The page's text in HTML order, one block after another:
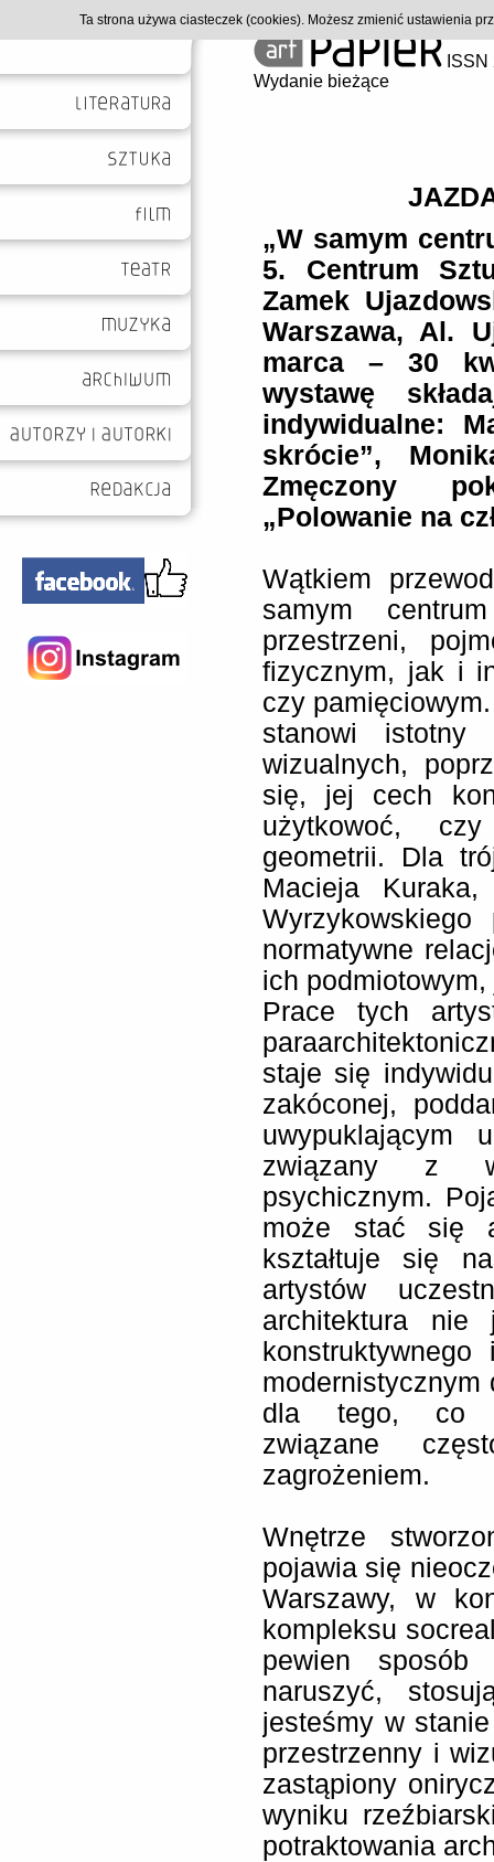
Wydanie bieżące
„W samym
5. Centrum
Zamek
Warszawa, Al.
marca – 30
wystawę
indywidualne:
skrócie”,
Zmęczony
„Polowanie na
Wątkiem
samym
przestrzeni,
fizycznym, jak i
czy
stanowi istotny
wizualnych,
się, jej cech
użytkowoć, czy
geometrii. Dla
Macieja
normatywne
ich
Prace tych
staje się
zakóconej,
uwypuklającym
związany z
psychicznym.
może stać się
kształtuje się
artystów
architektura nie
modernistycznym
dla tego, co
związane
zagrożeniem.
Wnętrze
pojawia się
Warszawy, w
kompleksu
pewien sposób
naruszyć,
jesteśmy w
przestrzenny i
zastąpiony
wyniku
potraktowania
Ta strona używa ciasteczek (cookies). Możesz zmienić ustawienia